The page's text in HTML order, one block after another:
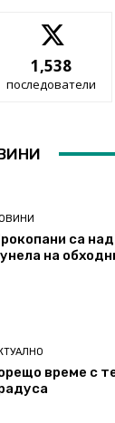
1,538
последователи
са
на
време с